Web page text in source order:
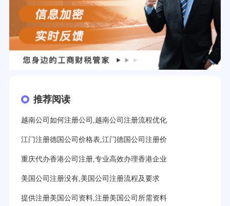
推荐阅读
越南公司如何注册公司,越南公司注册流程优化
江门注册德国公司价格表,江门德国公司注册价
重庆代办香港公司注册,专业高效办理香港企业
美国公司注册没有,美国公司注册流程及要求
提供注册美国公司资料,注册美国公司所需资料